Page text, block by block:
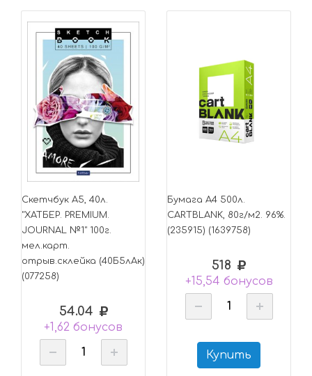
Скетчбук А5, 40л.
"ХАТБЕР. PREMIUM.
JOURNAL №1" 100г.
мел.карт.
отрыв.склейка (40Б5лAк)
(077258)
54.04
+1,62 бонусов
Бумага A4 500л.
CARTBLANK, 80г/м2. 96%.
(235915) (1639758)
518
+15,54 бонусов
Купить